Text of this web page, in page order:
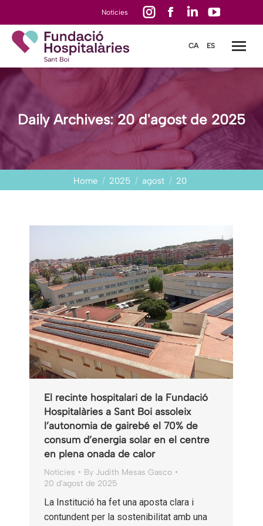
Notícies
Instagram
in
new
window
Facebook
opens
in
Linkedin
opens
in
YouTube
opens
in
CA ES
Daily Archives:20 d'agost de 2025
Home 2025 agost 20
El recinte hospitalari de la Fundació
Hospitalàries a Sant Boi assoleix
l’autonomia de gairebé el 70% de
consum d’energia solar en el centre
en plena onada de calor
Notícies By Judith Mesas Gasco
20 d'agost de 2025
La Institució ha fet una aposta clara i
contundent per la sostenibilitat amb una